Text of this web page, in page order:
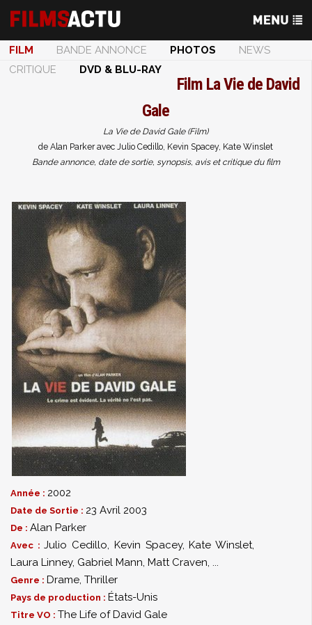
FILM BANDE ANNONCE PHOTOS
NEWS
CRITIQUE
DVD & BLU-RAY
Film La Vie de David
Gale
La Vie de David Gale (Film)
de Alan Parker avec Julio Cedillo, Kevin Spacey, Kate Winslet
Bande annonce, date de sortie, synopsis, avis et critique du film
Année : 2002
Date de Sortie : 23 Avril 2003
De : Alan Parker
Avec :Julio Cedillo, Kevin Spacey,Kate Winslet,
Laura Linney, Gabriel Mann, Matt Craven, ...
Genre : Drame, Thriller
Pays de production : États-Unis
Titre VO : The Life of David Gale